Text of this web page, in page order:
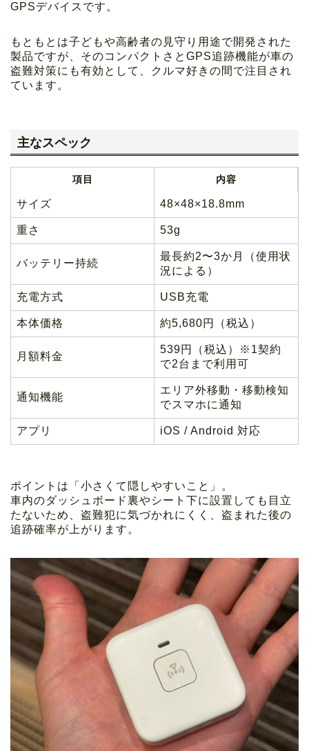
GPSデバイスです。
もともとは子どもや高齢者の見守り用途で開発された
製品ですが、そのコンパクトさとGPS追跡機能が車の
盗難対策にも有効として、クルマ好きの間で注目され
ています。
主なスペック
項目 内容
サイズ 48×48×18.8mm
重さ 53g
バッテリー持続
最長約2〜3か月（使用状
況による）
充電方式 USB充電
本体価格 約5,680円（税込）
月額料金
539円（税込）※1契約
で2台まで利用可
通知機能
エリア外移動・移動検知
でスマホに通知
アプリ iOS / Android 対応
ポイントは「小さくて隠しやすいこと」。
車内のダッシュボード裏やシート下に設置しても目立
たないため、盗難犯に気づかれにくく、盗まれた後の
追跡確率が上がります。